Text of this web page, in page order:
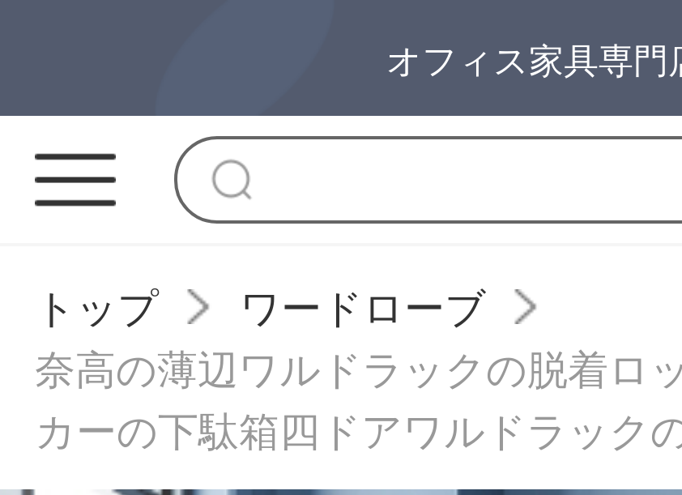
オフィス家具専門
トップ
ワードローブ
奈高の薄辺ワルドラックの脱着ロ
カーの下駄箱四ドアワルドラック